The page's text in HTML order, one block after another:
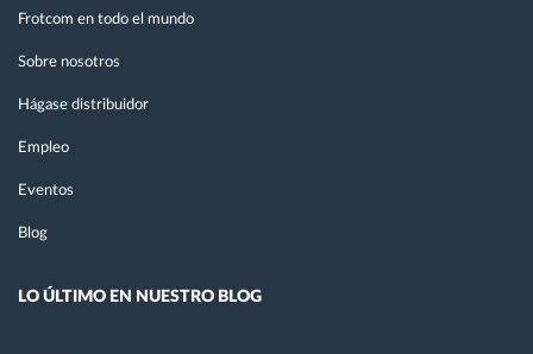
Frotcom en todo el mundo
Sobre nosotros
Hágase distribuidor
Empleo
Eventos
Blog
LO ÚLTIMO EN NUESTRO BLOG